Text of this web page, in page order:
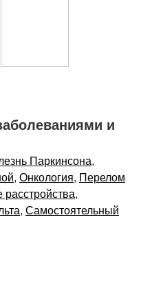
и
Паркинсона,
, Онкология, Перелом
расстройства,
, Самостоятельный